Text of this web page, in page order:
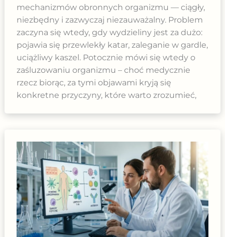
mechanizmów obronnych organizmu — ciągły,
niezbędny i zazwyczaj niezauważalny. Problem
zaczyna się wtedy, gdy wydzieliny jest za dużo:
pojawia się przewlekły katar, zaleganie w gardle,
uciążliwy kaszel. Potocznie mówi się wtedy o
zaśluzowaniu organizmu – choć medycznie
rzecz biorąc, za tymi objawami kryją się
konkretne przyczyny, które warto zrozumieć,